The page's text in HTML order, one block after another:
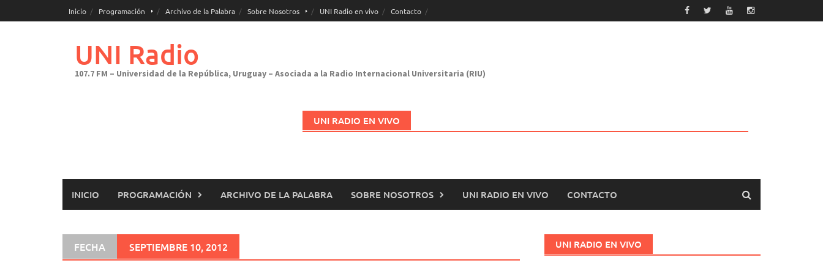
al
Inicio Programación Archivo de la Palabra Sobre Nosotros UNI Radio en vivo Contacto
UNI Radio
107.7 FM – Universidad de la República, Uruguay – Asociada a la Radio Internacional Universitaria (RIU)
UNI RADIO EN VIVO
INICIO PROGRAMACIÓN ARCHIVO DE LA PALABRA SOBRE NOSOTROS UNI RADIO EN VIVO CONTACTO
FECHA SEPTIEMBRE 10, 2012 UNI RADIO EN VIVO